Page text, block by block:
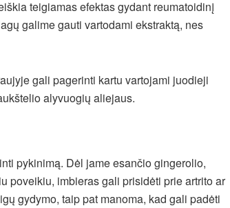
teigiamas efektas gydant reumatoidinį
galime gauti vartodami ekstraktą, nes
gali pagerinti kartu vartojami juodieji
alyvuogių aliejaus.
pykinimą. Dėl jame esančio gingerolio,
poveikiu, imbieras gali prisidėti prie artrito ar
gydymo, taip pat manoma, kad gali padėti